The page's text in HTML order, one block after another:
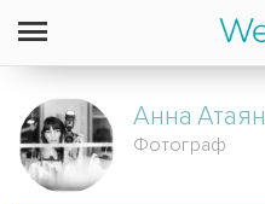
Анна Атаян
Фотограф